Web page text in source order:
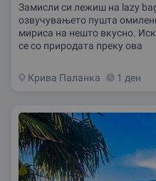
Замисли си лежиш на lazy
озвучувањето пушта
мириса на нешто вкусно.
се со природата преку ова
Крива Паланка 1 ден